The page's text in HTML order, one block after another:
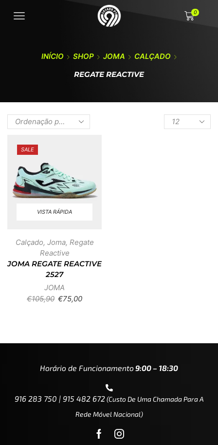
0
INÍCIO SHOP JOMA
CALÇADO
REGATE REACTIVE
SALE
VISTA RÁPIDA
Calçado, Joma, Regate
Reactive
JOMA REGATE REACTIVE
2527
JOMA
€105,90 €75,00
Horário de Funcionamento9:00 – 18:30
916 283 750 | 915 482 672(custo De Uma Chamada Para A
Rede Móvel Nacional)